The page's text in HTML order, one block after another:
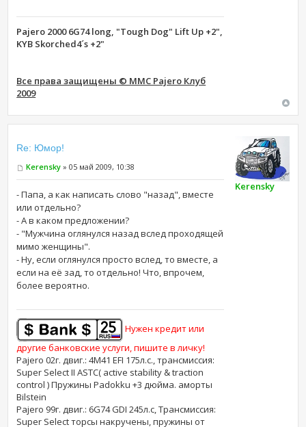
Pajero 2000 6G74 long, "Tough Dog" Lift Up +2",
KYB Skorched4´s +2"
Все права защищены © MMC Pajero Клуб
2009
Re: Юмор!
Kerensky » 05 май 2009, 10:38
- Папа, а как написать слово "назад", вместе
или отдельно?
- А в каком предложении?
- "Мужчина оглянулся назад вслед проходящей
мимо женщины".
- Ну, если оглянулся просто вслед, то вместе, а
если на её зад, то отдельно! Что, впрочем,
более вероятно.
Нужен кредит или
другие банковские услуги, пишите в личку!
Pajero 02г. двиг.: 4M41 EFI 175л.с., трансмиссия:
Super Select II ASTC( active stability & traction
control ) Пружины Padokku +3 дюйма. аморты
Bilstein
Pajero 99г. двиг.: 6G74 GDI 245л.с, Трансмиссия:
Super Select торсы накручены, пружины от
Kerensky